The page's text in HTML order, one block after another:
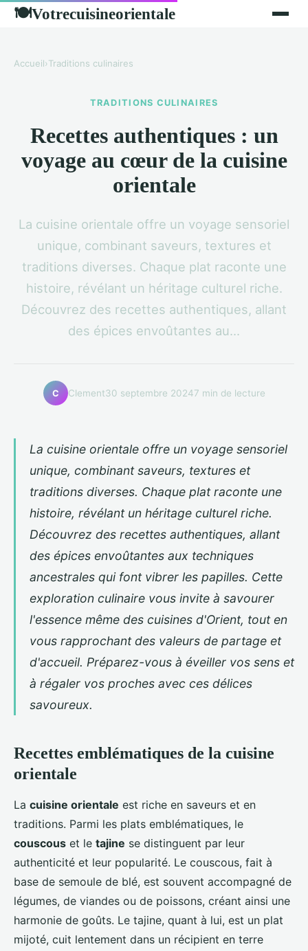
🍽Votrecuisineorientale
Accueil›Traditions culinaires
TRADITIONS CULINAIRES
Recettes authentiques : un
voyage au cœur de la cuisine
orientale
La cuisine orientale offre un voyage sensoriel
unique, combinant saveurs, textures et
traditions diverses. Chaque plat raconte une
histoire, révélant un héritage culturel riche.
Découvrez des recettes authentiques, allant
des épices envoûtantes au...
C Clement30 septembre 20247 min de lecture
La cuisine orientale offre un voyage sensoriel
unique, combinant saveurs, textures et
traditions diverses. Chaque plat raconte une
histoire, révélant un héritage culturel riche.
Découvrez des recettes authentiques, allant
des épices envoûtantes aux techniques
ancestrales qui font vibrer les papilles. Cette
exploration culinaire vous invite à savourer
l'essence même des cuisines d'Orient, tout en
vous rapprochant des valeurs de partage et
d'accueil. Préparez-vous à éveiller vos sens et
à régaler vos proches avec ces délices
savoureux.
Recettes emblématiques de la cuisine
orientale
La cuisine orientale est riche en saveurs et en
traditions. Parmi les plats emblématiques, le
couscous et le tajine se distinguent par leur
authenticité et leur popularité. Le couscous, fait à
base de semoule de blé, est souvent accompagné de
légumes, de viandes ou de poissons, créant ainsi une
harmonie de goûts. Le tajine, quant à lui, est un plat
mijoté, cuit lentement dans un récipient en terre